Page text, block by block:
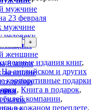
мужчине
23 февраля
мужчине
человеку
женщине
8 марта
женщине
о любви
издания книг,
На английском и других
корпоративные подарки
, Книга в подарок,
компании,
в кожаном переплете,